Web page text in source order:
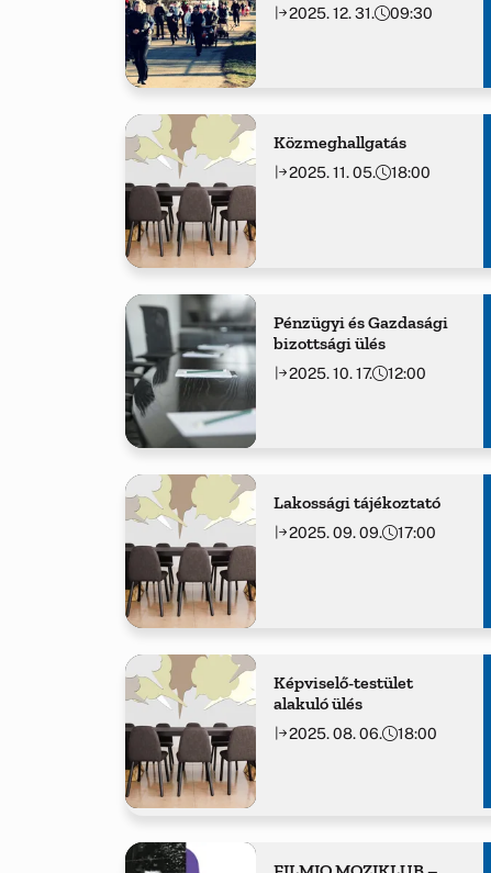
2025. 12. 31. 09:30
Közmeghallgatás
2025. 11. 05. 18:00
Pénzügyi és Gazdasági
bizottsági ülés
2025. 10. 17. 12:00
Lakossági tájékoztató
2025. 09. 09. 17:00
Képviselő-testület
alakuló ülés
2025. 08. 06. 18:00